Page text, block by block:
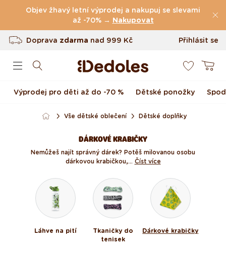
Přejít k obsahu
Objev žhavý letní výprodej a nakupuj se slevami
až -70% → Nakupovat
(49.075 Recenze)
Doprava zdarma nad 999 Kč
Vrácení až do 100 dnů
Přihlásit se
Košík
Výprodej pro děti až do -70 % Dětské ponožky
Vše dětské oblečení Dětské doplňky
DÁRKOVÉ KRABIČKY
Nemůžeš najít správný dárek? Potěš milovanou osobu
dárkovou krabičkou,... Číst více
Láhve na pití
Tkaničky do
tenisek
Dárkové krabičky